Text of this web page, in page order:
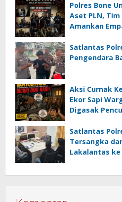
Polres Bone
Aset PLN, Tim
Amankan
Satlantas
Pengendara
Aksi Curnak
Ekor Sapi
Digasak
Satlantas
Tersangka
Lakalantas